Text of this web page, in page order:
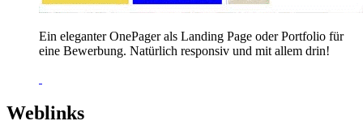
Ein eleganter OnePager als Landing Page oder Portfolio für
eine Bewerbung. Natürlich responsiv und mit allem drin!
Weblinks